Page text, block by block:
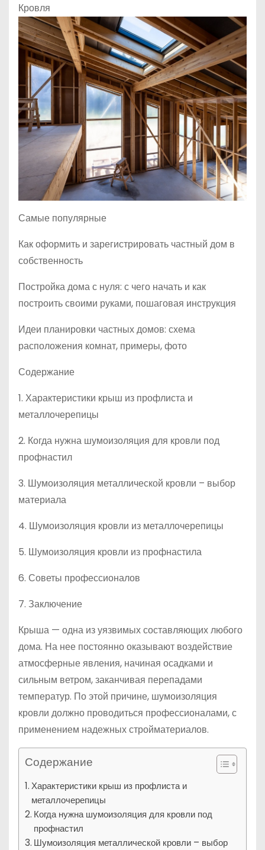
Кровля
Самые популярные
Как оформить и зарегистрировать частный дом в
собственность
Постройка дома с нуля: с чего начать и как
построить своими руками, пошаговая инструкция
Идеи планировки частных домов: схема
расположения комнат, примеры, фото
Содержание
1. Характеристики крыш из профлиста и
металлочерепицы
2. Когда нужна шумоизоляция для кровли под
профнастил
3. Шумоизоляция металлической кровли – выбор
материала
4. Шумоизоляция кровли из металлочерепицы
5. Шумоизоляция кровли из профнастила
6. Советы профессионалов
7. Заключение
Крыша — одна из уязвимых составляющих любого
дома. На нее постоянно оказывают воздействие
атмосферные явления, начиная осадками и
сильным ветром, заканчивая перепадами
температур. По этой причине, шумоизоляция
кровли должно проводиться профессионалами, с
применением надежных стройматериалов.
Содержание
Характеристики крыш из профлиста и
металлочерепицы
Когда нужна шумоизоляция для кровли под
профнастил
Шумоизоляция металлической кровли – выбор